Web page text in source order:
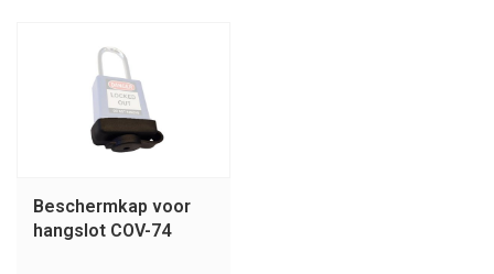
Beschermkap voor
hangslot COV-74